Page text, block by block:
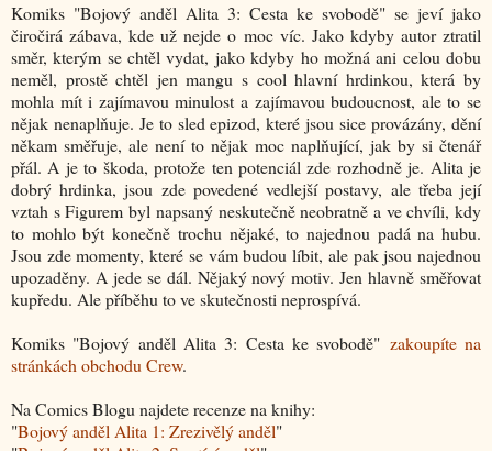
Komiks "Bojový anděl Alita 3: Cesta ke svobodě" se jeví jako
čiročirá zábava, kde už nejde o moc víc. Jako kdyby autor ztratil
směr, kterým se chtěl vydat, jako kdyby ho možná ani celou dobu
neměl, prostě chtěl jen mangu s cool hlavní hrdinkou, která by
mohla mít i zajímavou minulost a zajímavou budoucnost, ale to se
nějak nenaplňuje. Je to sled epizod, které jsou sice provázány, dění
někam směřuje, ale není to nějak moc naplňující, jak by si čtenář
přál. A je to škoda, protože ten potenciál zde rozhodně je. Alita je
dobrý hrdinka, jsou zde povedené vedlejší postavy, ale třeba její
vztah s Figurem byl napsaný neskutečně neobratně a ve chvíli, kdy
to mohlo být konečně trochu nějaké, to najednou padá na hubu.
Jsou zde momenty, které se vám budou líbit, ale pak jsou najednou
upozaděny. A jede se dál. Nějaký nový motiv. Jen hlavně směřovat
kupředu. Ale příběhu to ve skutečnosti neprospívá.
Komiks "Bojový anděl Alita 3: Cesta ke svobodě" zakoupíte na
stránkách obchodu Crew.
Na Comics Blogu najdete recenze na knihy:
"Bojový anděl Alita 1: Zrezivělý anděl"